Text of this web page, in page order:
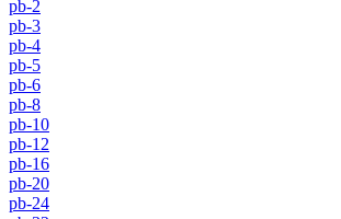
pb-2
pb-3
pb-4
pb-5
pb-6
pb-8
pb-10
pb-12
pb-16
pb-20
pb-24